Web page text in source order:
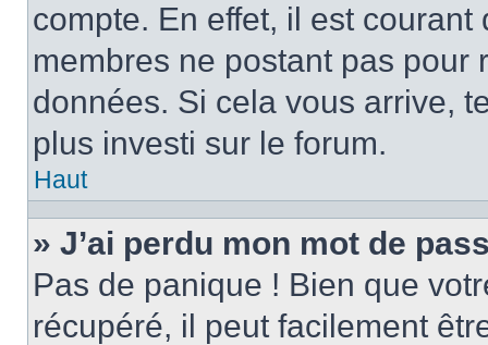
compte. En effet, il est
membres ne postant pas
données. Si cela vous arrive,
plus investi sur le forum.
Haut
» J’ai perdu mon mot de
Pas de panique ! Bien que
récupéré, il peut facilement